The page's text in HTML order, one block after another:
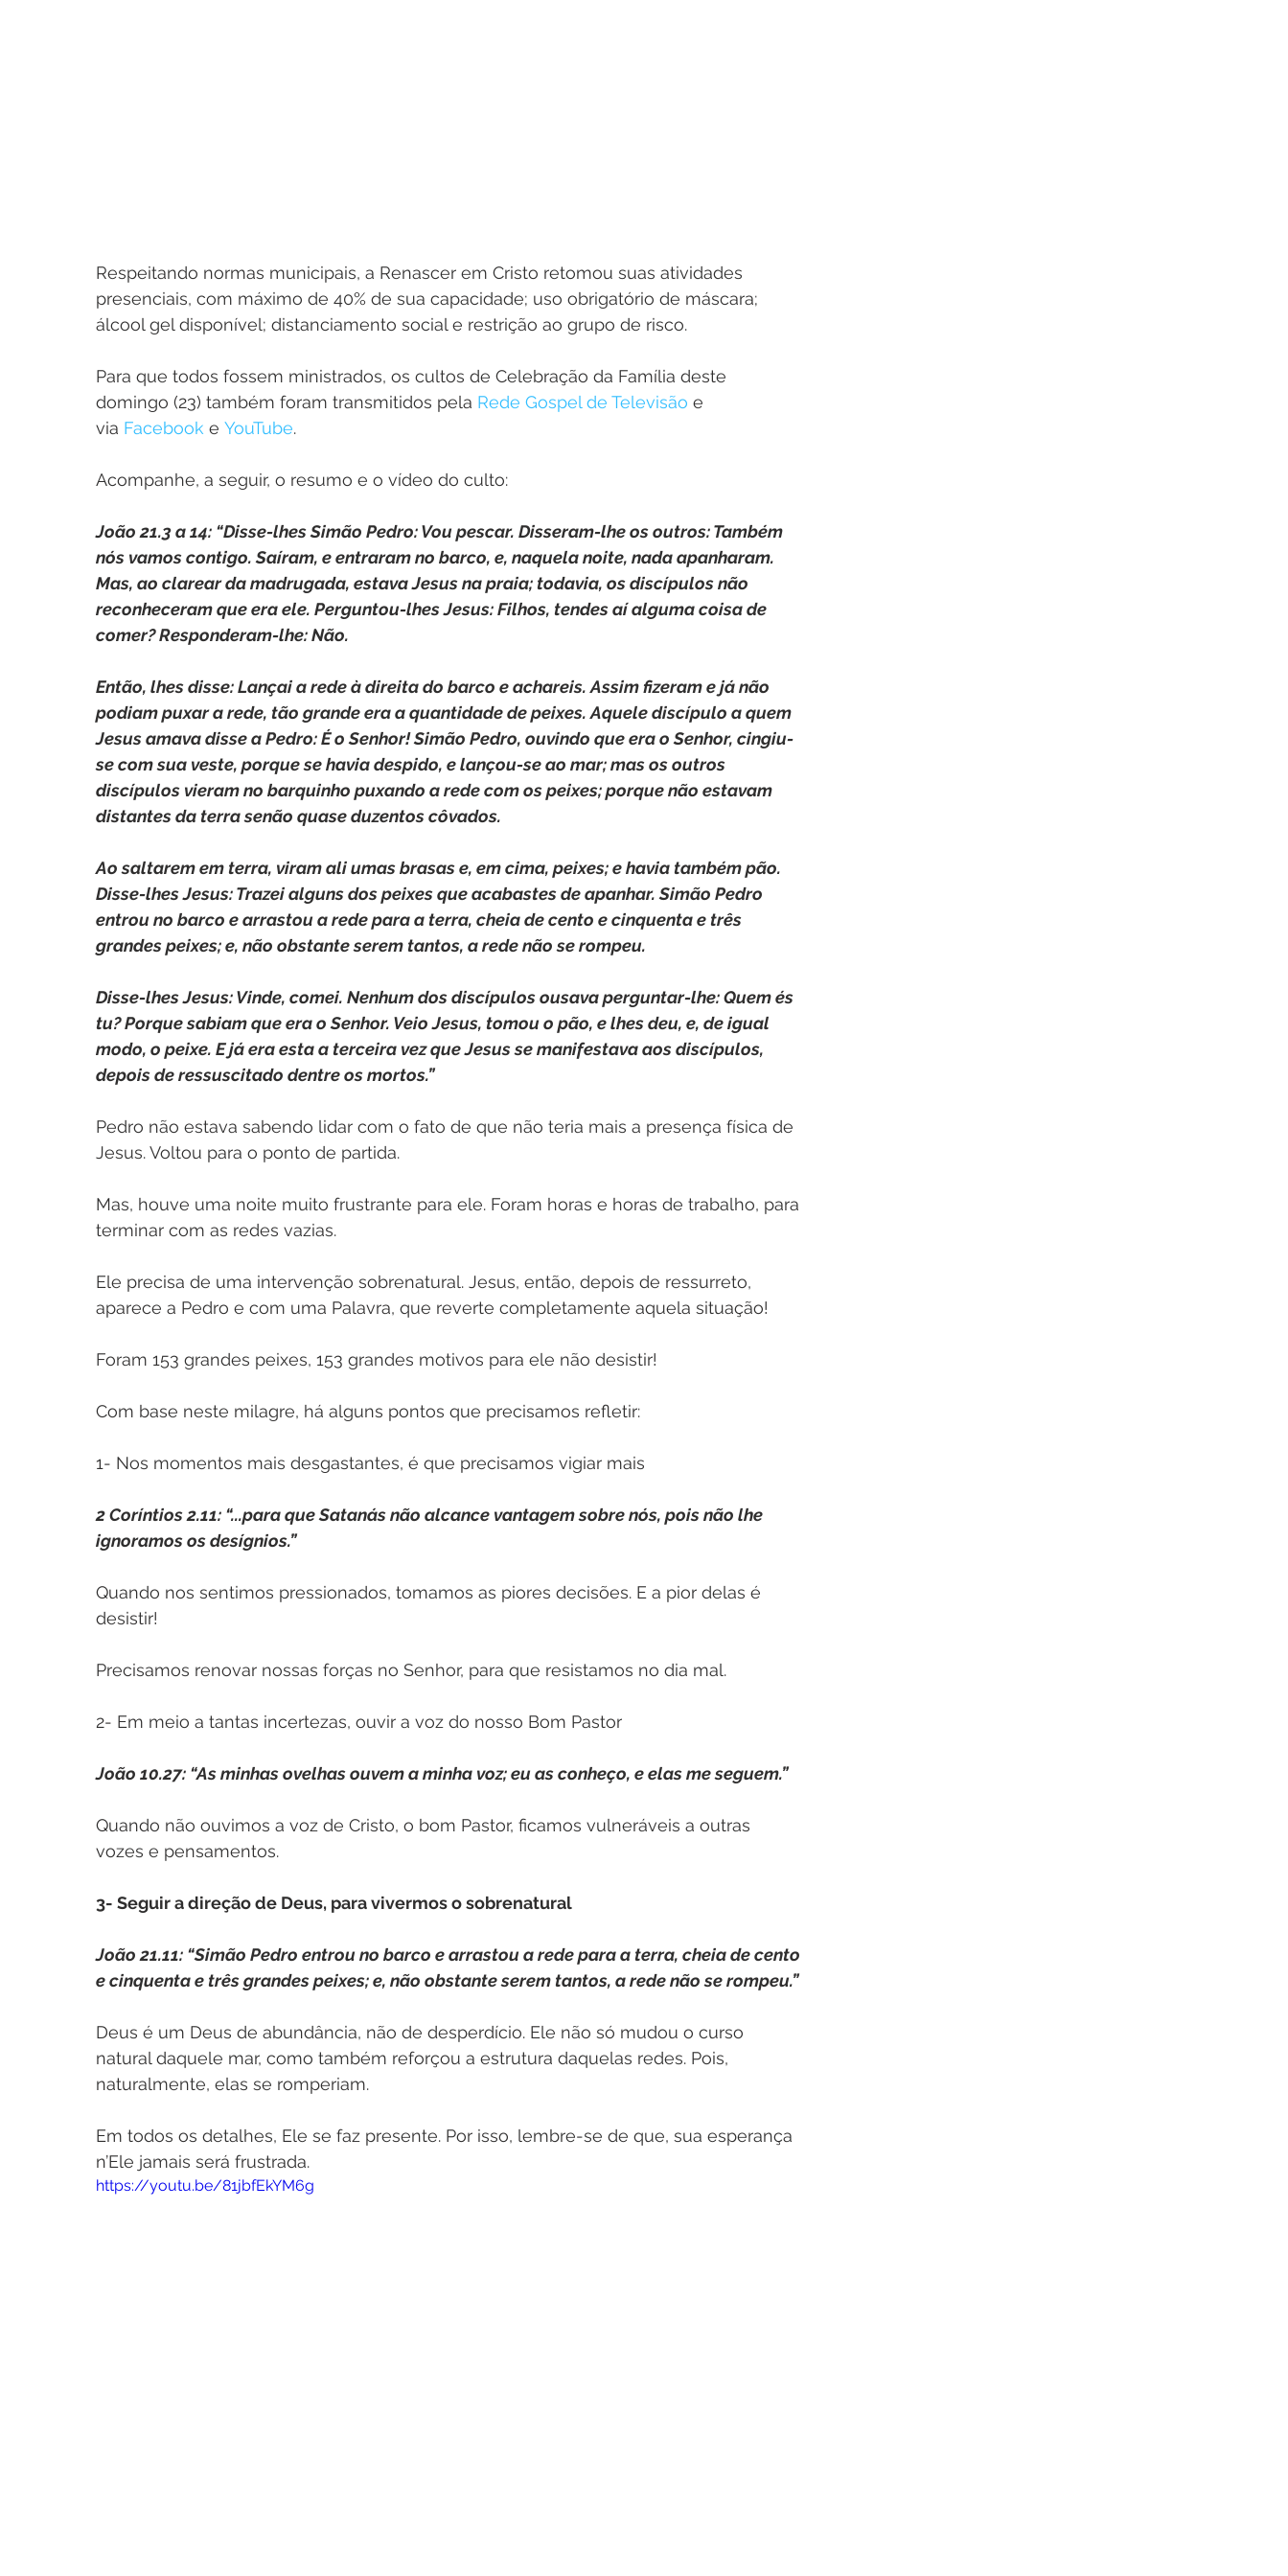
Respeitando normas municipais, a Renascer em Cristo retomou suas atividades
presenciais, com máximo de 40% de sua capacidade; uso obrigatório de máscara;
álcool gel disponível; distanciamento social e restrição ao grupo de risco.
Para que todos fossem ministrados, os cultos de Celebração da Família deste
domingo (23) também foram transmitidos pela Rede Gospel de Televisão e
via Facebook e YouTube.
Acompanhe, a seguir, o resumo e o vídeo do culto:
João 21.3 a 14: “Disse-lhes Simão Pedro: Vou pescar. Disseram-lhe os outros: Também
nós vamos contigo. Saíram, e entraram no barco, e, naquela noite, nada apanharam.
Mas, ao clarear da madrugada, estava Jesus na praia; todavia, os discípulos não
reconheceram que era ele. Perguntou-lhes Jesus: Filhos, tendes aí alguma coisa de
comer? Responderam-lhe: Não.
Então, lhes disse: Lançai a rede à direita do barco e achareis. Assim fizeram e já não
podiam puxar a rede, tão grande era a quantidade de peixes. Aquele discípulo a quem
Jesus amava disse a Pedro: É o Senhor! Simão Pedro, ouvindo que era o Senhor, cingiu-
se com sua veste, porque se havia despido, e lançou-se ao mar; mas os outros
discípulos vieram no barquinho puxando a rede com os peixes; porque não estavam
distantes da terra senão quase duzentos côvados.
Ao saltarem em terra, viram ali umas brasas e, em cima, peixes; e havia também pão.
Disse-lhes Jesus: Trazei alguns dos peixes que acabastes de apanhar. Simão Pedro
entrou no barco e arrastou a rede para a terra, cheia de cento e cinquenta e três
grandes peixes; e, não obstante serem tantos, a rede não se rompeu.
Disse-lhes Jesus: Vinde, comei. Nenhum dos discípulos ousava perguntar-lhe: Quem és
tu? Porque sabiam que era o Senhor. Veio Jesus, tomou o pão, e lhes deu, e, de igual
modo, o peixe. E já era esta a terceira vez que Jesus se manifestava aos discípulos,
depois de ressuscitado dentre os mortos.”
Pedro não estava sabendo lidar com o fato de que não teria mais a presença física de
Jesus. Voltou para o ponto de partida.
Mas, houve uma noite muito frustrante para ele. Foram horas e horas de trabalho, para
terminar com as redes vazias.
Ele precisa de uma intervenção sobrenatural. Jesus, então, depois de ressurreto,
aparece a Pedro e com uma Palavra, que reverte completamente aquela situação!
Foram 153 grandes peixes, 153 grandes motivos para ele não desistir!
Com base neste milagre, há alguns pontos que precisamos refletir:
1- Nos momentos mais desgastantes, é que precisamos vigiar mais
2 Coríntios 2.11: “...para que Satanás não alcance vantagem sobre nós, pois não lhe
ignoramos os desígnios.”
Quando nos sentimos pressionados, tomamos as piores decisões. E a pior delas é
desistir!
Precisamos renovar nossas forças no Senhor, para que resistamos no dia mal.
2- Em meio a tantas incertezas, ouvir a voz do nosso Bom Pastor
João 10.27: “As minhas ovelhas ouvem a minha voz; eu as conheço, e elas me seguem.”
Quando não ouvimos a voz de Cristo, o bom Pastor, ficamos vulneráveis a outras
vozes e pensamentos.
3- Seguir a direção de Deus, para vivermos o sobrenatural
João 21.11: “Simão Pedro entrou no barco e arrastou a rede para a terra, cheia de cento
e cinquenta e três grandes peixes; e, não obstante serem tantos, a rede não se rompeu.”
Deus é um Deus de abundância, não de desperdício. Ele não só mudou o curso
natural daquele mar, como também reforçou a estrutura daquelas redes. Pois,
naturalmente, elas se romperiam.
Em todos os detalhes, Ele se faz presente. Por isso, lembre-se de que, sua esperança
n’Ele jamais será frustrada.
https://youtu.be/81jbfEkYM6g